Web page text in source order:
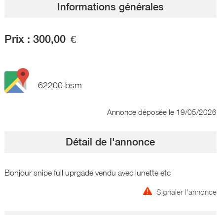
Informations générales
Prix : 300,00 €
62200 bsm
Annonce déposée le 19/05/2026
Détail de l'annonce
Bonjour snipe full uprgade vendu avec lunette etc
Signaler l'annonce